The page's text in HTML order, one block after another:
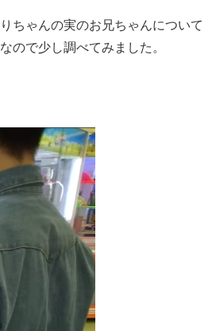
ちゃんの実のお兄ちゃんについて
ので少し調べてみました。